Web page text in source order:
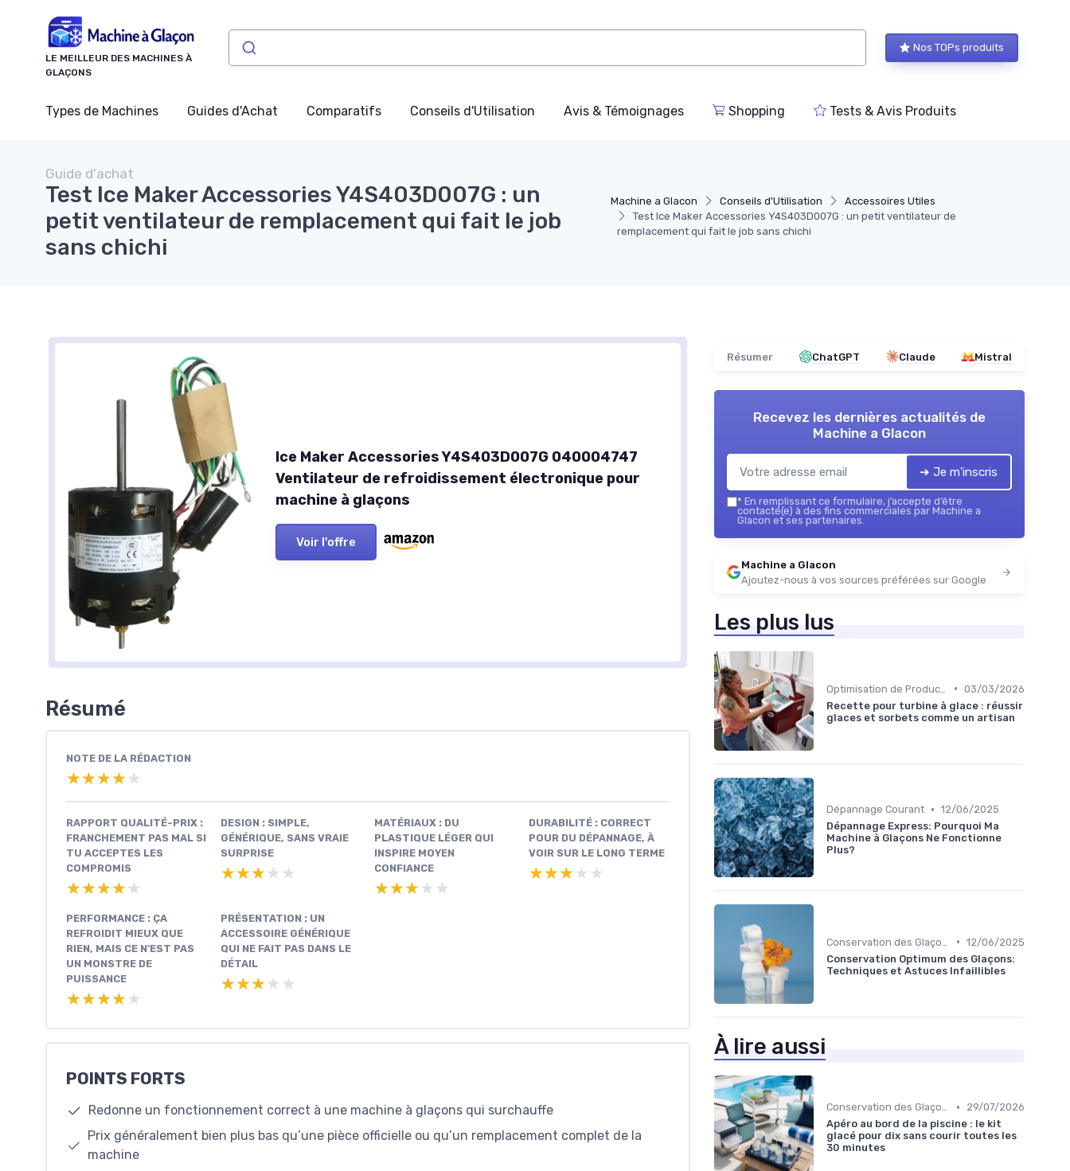
LE MEILLEUR DES MACHINES À
GLAÇONS
Nos TOPs produits
Types de Machines Guides d'Achat Comparatifs Conseils d'Utilisation Avis & Témoignages Shopping Tests & Avis Produits
Machine a Glacon Conseils d'Utilisation
Accessoires Utiles
Test Ice Maker Accessories Y4S403D007G : un petit ventilateur de
remplacement qui fait le job sans chichi
Guide d'achat
Test Ice Maker Accessories Y4S403D007G : un
petit ventilateur de remplacement qui fait le job
sans chichi
Ice Maker Accessories Y4S403D007G 040004747
Ventilateur de refroidissement électronique pour
machine à glaçons
Voir l'offre
Résumé
NOTE DE LA RÉDACTION
★★★★★
★★★★★
RAPPORT QUALITÉ-PRIX :
FRANCHEMENT PAS MAL SI
TU ACCEPTES LES
COMPROMIS
★★★★★
★★★★★
DESIGN : SIMPLE,
GÉNÉRIQUE, SANS VRAIE
SURPRISE
★★★★★
★★★★★
MATÉRIAUX : DU
PLASTIQUE LÉGER QUI
INSPIRE MOYEN
CONFIANCE
★★★★★
★★★★★
DURABILITÉ : CORRECT
POUR DU DÉPANNAGE, À
VOIR SUR LE LONG TERME
★★★★★
★★★★★
PERFORMANCE : ÇA
REFROIDIT MIEUX QUE
RIEN, MAIS CE N’EST PAS
UN MONSTRE DE
PUISSANCE
★★★★★
★★★★★
PRÉSENTATION : UN
ACCESSOIRE GÉNÉRIQUE
QUI NE FAIT PAS DANS LE
DÉTAIL
★★★★★
★★★★★
POINTS FORTS
Redonne un fonctionnement correct à une machine à glaçons qui surchauffe
Prix généralement bien plus bas qu’une pièce officielle ou qu’un remplacement complet de la
machine
Résumer ChatGPT Claude Mistral
Recevez les dernières actualités de
Machine a Glacon
➔ Je m'inscris
* En remplissant ce formulaire, j’accepte d’être
contacté(e) à des fins commerciales par Machine a
Glacon et ses partenaires.
Machine a Glacon
Ajoutez-nous à vos sources préférées sur Google
Les plus lus
• 03/03/2026
Recette pour turbine à glace : réussir
glaces et sorbets comme un artisan
Dépannage Courant • 12/06/2025
Dépannage Express: Pourquoi Ma
Machine à Glaçons Ne Fonctionne
Plus?
• 12/06/2025
Conservation Optimum des Glaçons:
Techniques et Astuces Infaillibles
À lire aussi
Conservation des Glaçons •
29/07/2026
Apéro au bord de la piscine : le kit
glacé pour dix sans courir toutes les
30 minutes